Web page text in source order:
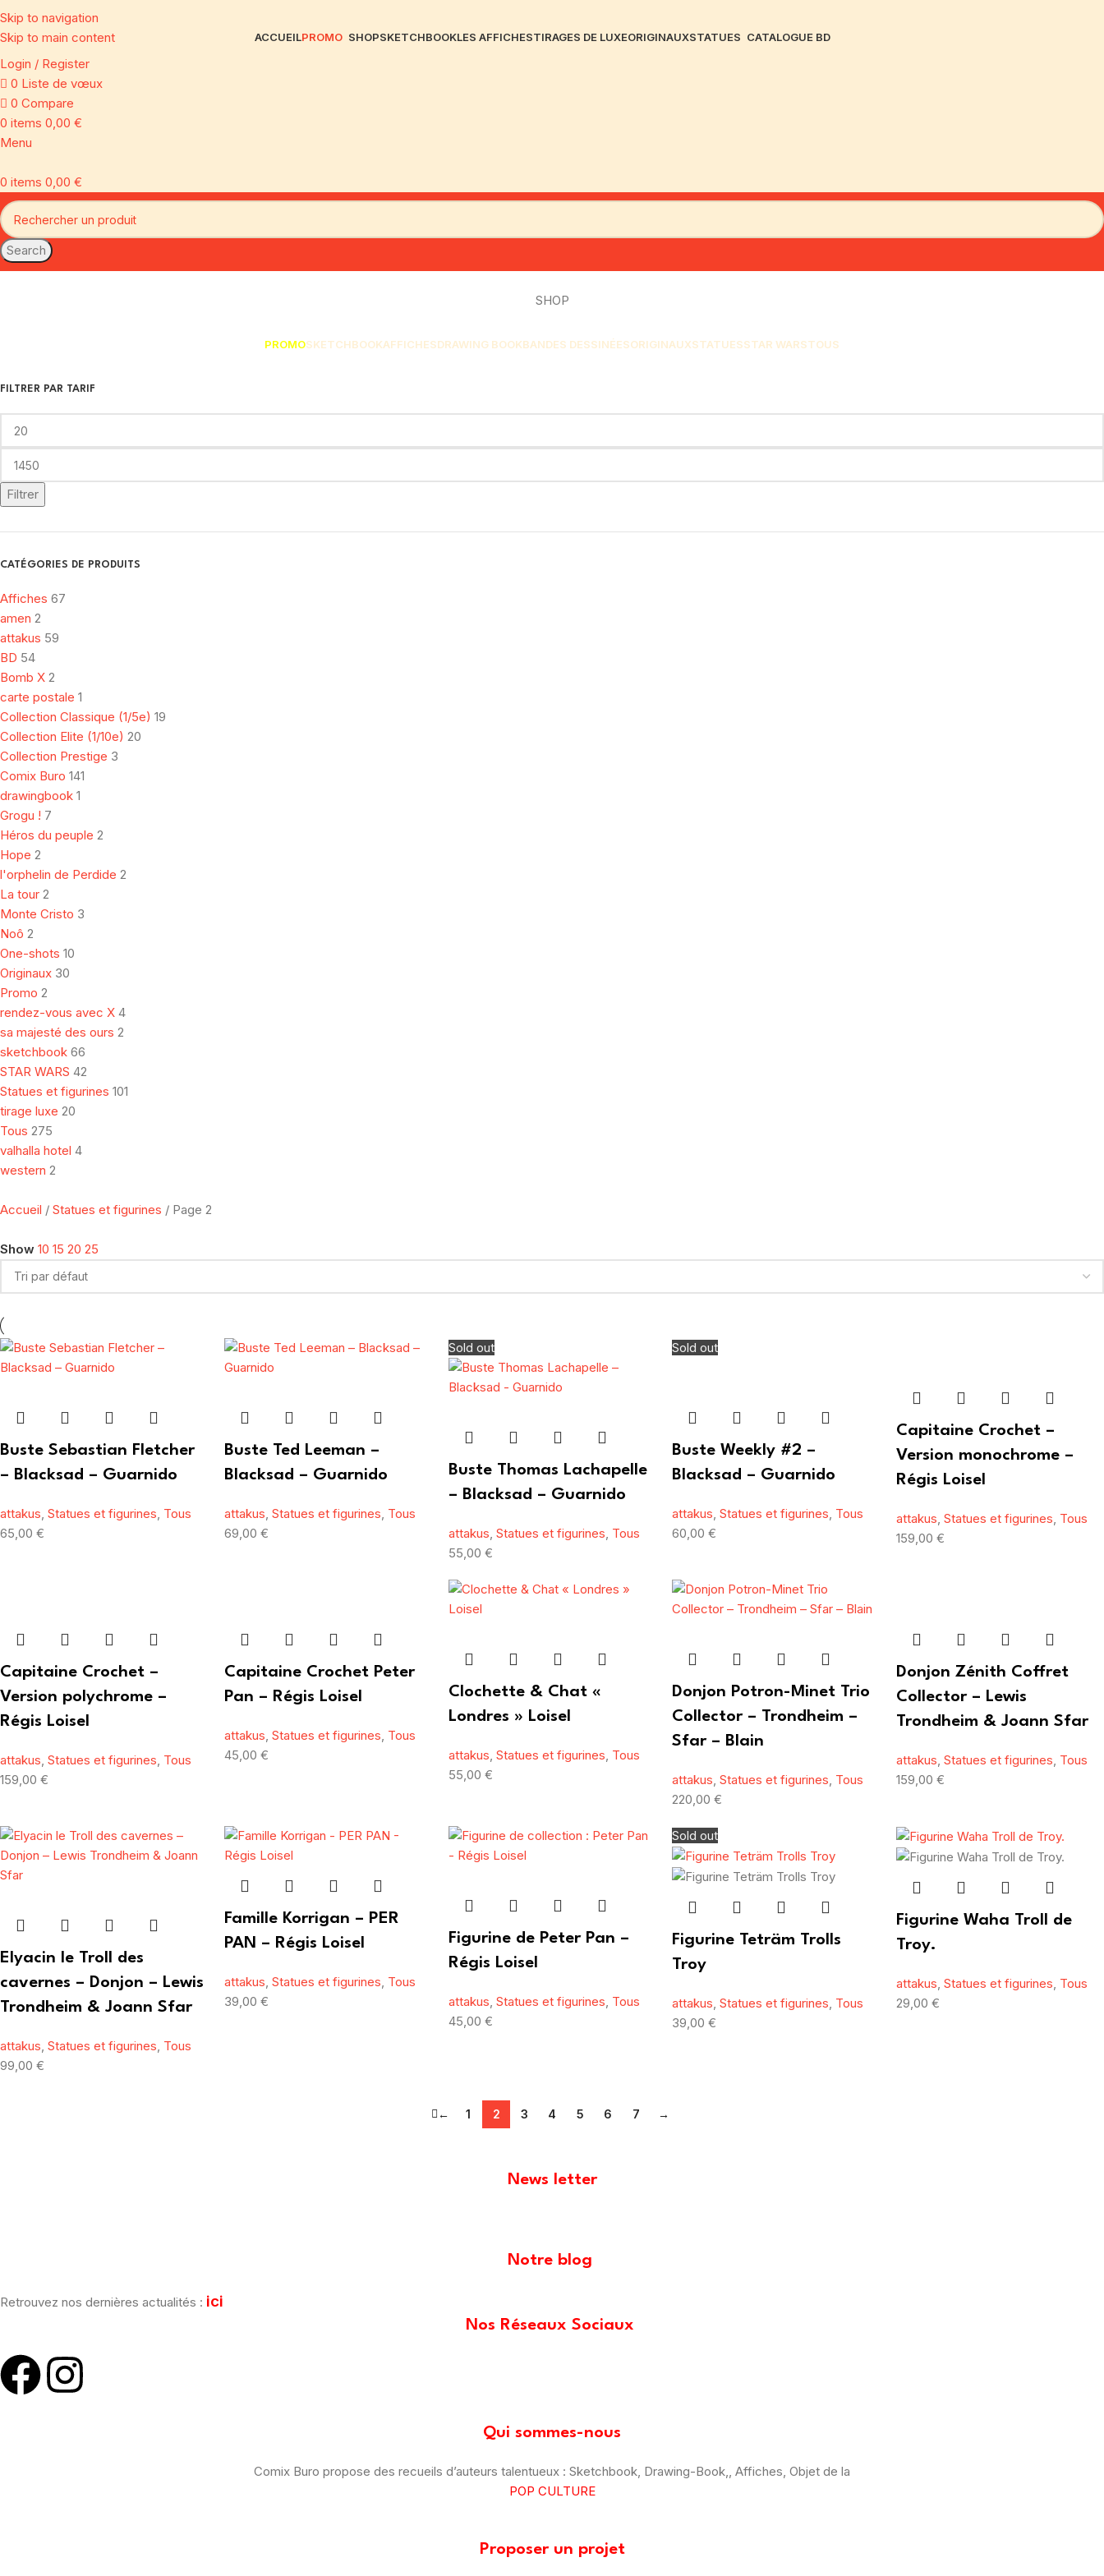
Skip to navigation
Skip to main content
ACCUEILPROMO SHOPSKETCHBOOKLES AFFICHESTIRAGES DE LUXEORIGINAUXSTATUES CATALOGUE BD
Login / Register
0 Liste de vœux
0 Compare
0 items 0,00 €
Menu
0 items 0,00 €
Search
SHOP
PROMOSKETCHBOOKAFFICHESDRAWING BOOKBANDES DESSINÉESORIGINAUXSTATUESSTAR WARSTOUS
FILTRER PAR TARIF
Filtrer
CATÉGORIES DE PRODUITS
Affiches 67
amen 2
attakus 59
BD 54
Bomb X 2
carte postale 1
Collection Classique (1/5e) 19
Collection Elite (1/10e) 20
Collection Prestige 3
Comix Buro 141
drawingbook 1
Grogu ! 7
Héros du peuple 2
Hope 2
l'orphelin de Perdide 2
La tour 2
Monte Cristo 3
Noô 2
One-shots 10
Originaux 30
Promo 2
rendez-vous avec X 4
sa majesté des ours 2
sketchbook 66
STAR WARS 42
Statues et figurines 101
tirage luxe 20
Tous 275
valhalla hotel 4
western 2
Accueil Statues et figurines Page 2
Show 10 15 20 25
Buste Sebastian Fletcher
– Blacksad – Guarnido
attakus, Statues et figurines, Tous
65,00 €
Buste Ted Leeman –
Blacksad – Guarnido
attakus, Statues et figurines, Tous
69,00 €
Sold out
Buste Thomas Lachapelle
– Blacksad – Guarnido
attakus, Statues et figurines, Tous
55,00 €
Sold out
Buste Weekly #2 –
Blacksad – Guarnido
attakus,Statues et figurines, Tous
60,00€
Capitaine Crochet –
Version monochrome –
Régis Loisel
attakus,Statues et figurines, Tous
159,00€
Capitaine Crochet –
Version polychrome –
Régis Loisel
attakus, Statues et figurines, Tous
159,00 €
Capitaine Crochet Peter
Pan – Régis Loisel
attakus, Statues et figurines, Tous
45,00 €
Clochette & Chat «
Londres » Loisel
attakus, Statues et figurines, Tous
55,00 €
Donjon Potron-Minet Trio
Collector – Trondheim –
Sfar – Blain
attakus,Statues et figurines, Tous
220,00€
Donjon Zénith Coffret
Collector – Lewis
Trondheim & Joann Sfar
attakus,Statues et figurines, Tous
159,00€
Elyacin le Troll des
cavernes – Donjon – Lewis
Trondheim & Joann Sfar
attakus, Statues et figurines, Tous
99,00 €
Famille Korrigan – PER
PAN – Régis Loisel
attakus, Statues et figurines, Tous
39,00 €
Figurine de Peter Pan –
Régis Loisel
attakus, Statues et figurines, Tous
45,00 €
Sold out
Figurine Teträm Trolls
Troy
attakus,Statues et figurines, Tous
39,00€
Figurine Waha Troll de
Troy.
attakus,Statues et figurines, Tous
29,00€
← 1 2 3 4 5 6 7 →
News letter
Notre blog
Retrouvez nos dernières actualités : ici
Nos Réseaux Sociaux
Qui sommes-nous
Comix Buro propose des recueils d’auteurs talentueux : Sketchbook, Drawing-Book,, Affiches, Objet de la
POP CULTURE
Proposer un projet